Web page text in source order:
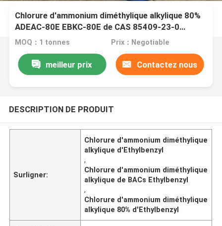
Chlorure d'ammonium diméthylique alkylique 80%
ADEAC-80E EBKC-80E de CAS 85409-23-0
Ethylbenzyl
MOQ：1 tonnes Prix：Negotiable
meilleur prix Contactez nous
DESCRIPTION DE PRODUIT
Surligner:
Chlorure d'ammonium diméthylique
alkylique d'Ethylbenzyl
,
Chlorure d'ammonium diméthylique
alkylique de BACs Ethylbenzyl
,
Chlorure d'ammonium diméthylique
alkylique 80% d'Ethylbenzyl